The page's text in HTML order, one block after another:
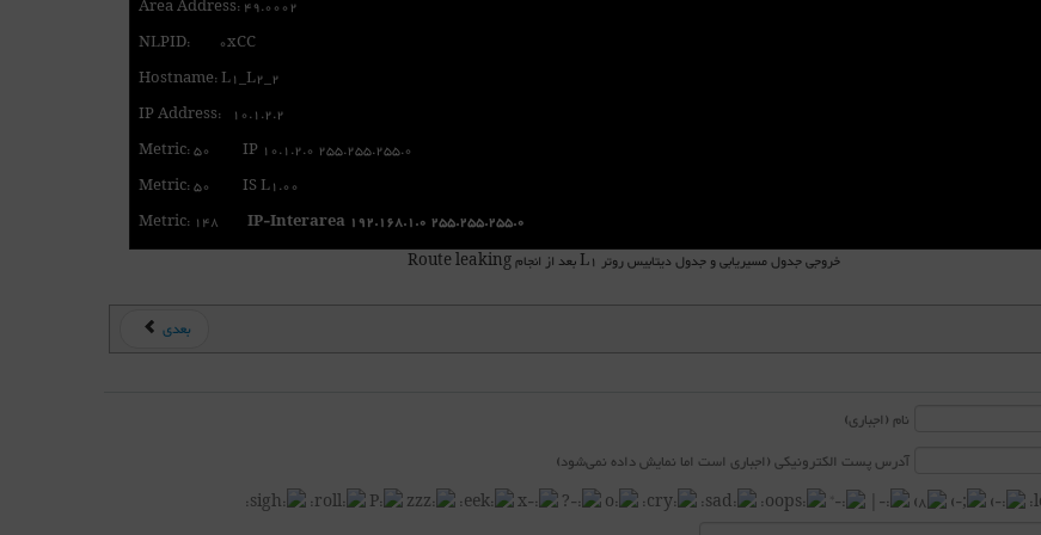
Area Address: 49.0002
NLPID: 0xCC
Hostname: L1_L2_2
IP Address: 10.1.2.2
Metric: 50 IP 10.1.2.0 255.255.255.0
Metric: 50 IS L1.00
Metric: 148 IP-Interarea 192.168.1.0 255.255.255.0
خروجی جدول مسیریابی و جدول دیتابیس روتر L1 بعد از انجام Route leaking
بعدی
نام (اجباری)
آدرس پست الکترونیکی (اجباری است اما نمایش داده نمی‌شود)